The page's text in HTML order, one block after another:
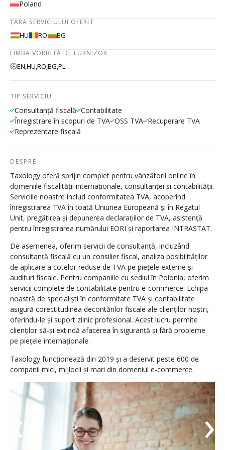
Poland
ȚARA SERVICIULUI OFERIT
HU RO BG
LIMBA VORBITĂ DE FURNIZOR
EN,HU,RO,BG,PL
TIP SERVICIU
Consultanță fiscală Contabilitate
Înregistrare în scopuri de TVA OSS TVA Recuperare TVA
Reprezentare fiscală
DESPRE
Taxology oferă sprijin complet pentru vânzătorii online în
domeniile fiscalității internaționale, consultanței și contabilității.
Serviciile noastre includ conformitatea TVA, acoperind
înregistrarea TVA în toată Uniunea Europeană și în Regatul
Unit, pregătirea și depunerea declarațiilor de TVA, asistență
pentru înregistrarea numărului EORI și raportarea INTRASTAT.
De asemenea, oferim servicii de consultanță, incluzând
consultanță fiscală cu un consilier fiscal, analiza posibilităților
de aplicare a cotelor reduse de TVA pe piețele externe și
audituri fiscale. Pentru companiile cu sediul în Polonia, oferim
servicii complete de contabilitate pentru e-commerce. Echipa
noastră de specialiști în conformitate TVA și contabilitate
asigură corectitudinea decontărilor fiscale ale clienților noștri,
oferindu-le și suport zilnic profesional. Acest lucru permite
clienților să-și extindă afacerea în siguranță și fără probleme
pe piețele internaționale.
Taxology funcționează din 2019 și a deservit peste 600 de
companii mici, mijlocii și mari din domeniul e-commerce.
‹ ›